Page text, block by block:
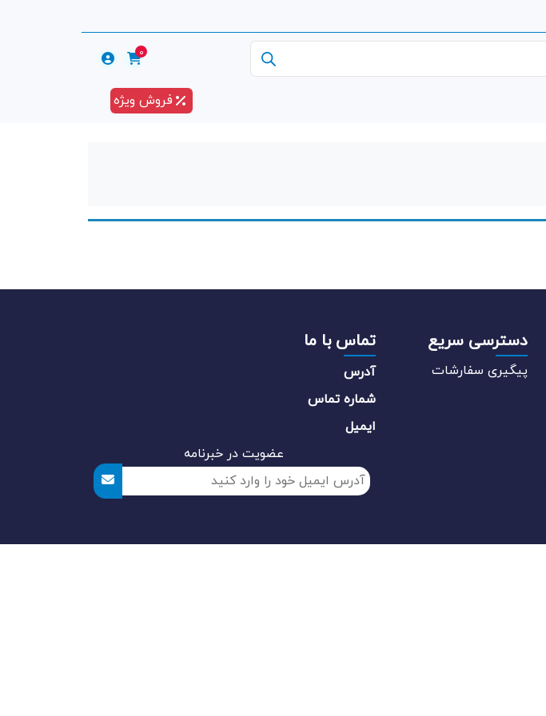
0
فروش ویژه
دسترسی سریع
پیگیری سفارشات
تماس با ما
آدرس
شماره تماس
ایمیل
عضویت در خبرنامه